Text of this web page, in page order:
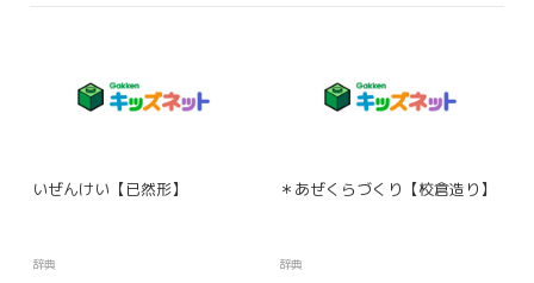
いぜんけい【已然形】
辞典
＊あぜくらづくり【校倉造り】
辞典